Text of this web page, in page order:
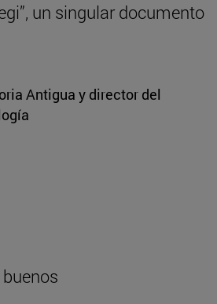
un singular documento
Antigua y director del